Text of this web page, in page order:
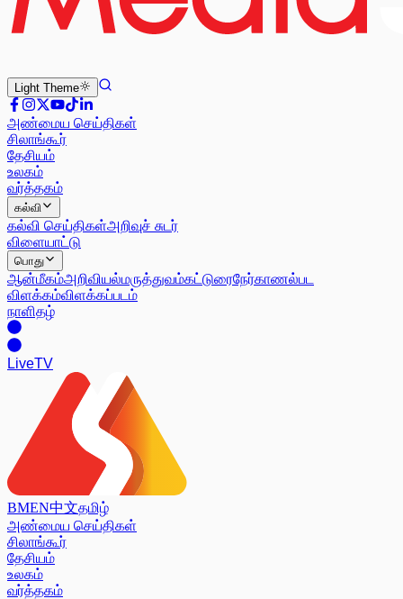
Light Theme
அண்மைய செய்திகள்
சிலாங்கூர்
தேசியம்
உலகம்
வர்த்தகம்
கல்வி
கல்வி செய்திகள்அறிவுச் சுடர்
விளையாட்டு
பொது
ஆன்மீகம்அறிவியல்மருத்துவம்கட்டுரைநேர்காணல்பட
விளக்கம்விளக்கப்படம்
நாளிதழ்
LiveTV
BMEN中文தமிழ்
அண்மைய செய்திகள்
சிலாங்கூர்
தேசியம்
உலகம்
வர்த்தகம்